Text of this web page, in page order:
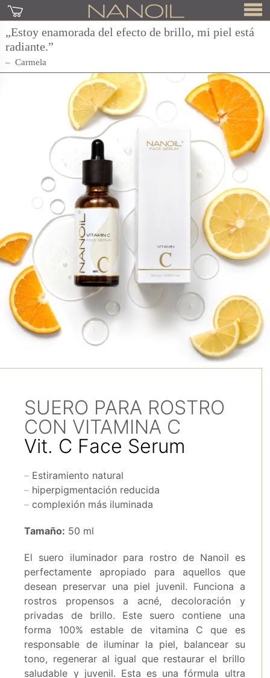
„Estoy enamorada del efecto de brillo, mi piel está
radiante.”
Carmela
SUERO PARA ROSTRO
CON VITAMINA C
Vit. C Face Serum
Estiramiento natural
hiperpigmentación reducida
complexión más iluminada
Tamaño: 50 ml
El suero iluminador para rostro de Nanoil es
perfectamente apropiado para aquellos que
desean preservar una piel juvenil. Funciona a
rostros propensos a acné, decoloración y
privadas de brillo. Este suero contiene una
forma 100% estable de vitamina C que es
responsable de iluminar la piel, balancear su
tono, regenerar al igual que restaurar el brillo
saludable y juvenil. Esta es una fórmula ultra